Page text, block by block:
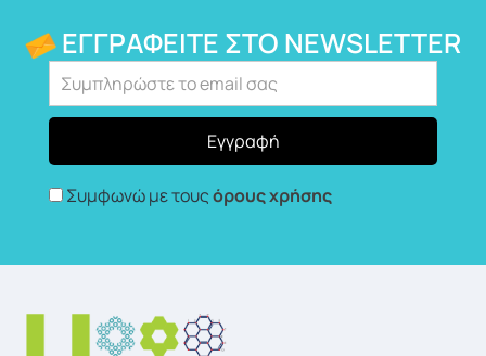
ΕΓΓΡΑΦΕΊΤΕ ΣΤΟ NEWSLETTER
Συμφωνώ με τουςόρους χρήσης